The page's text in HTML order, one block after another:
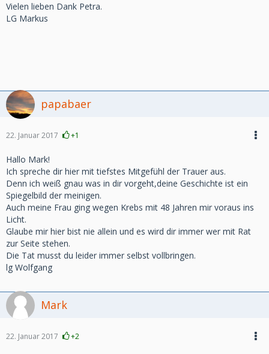
Vielen lieben Dank Petra.
LG Markus
papabaer
22. Januar 2017 +1
Hallo Mark!
Ich spreche dir hier mit tiefstes Mitgefühl der Trauer aus.
Denn ich weiß gnau was in dir vorgeht,deine Geschichte ist ein
Spiegelbild der meinigen.
Auch meine Frau ging wegen Krebs mit 48 Jahren mir voraus ins
Licht.
Glaube mir hier bist nie allein und es wird dir immer wer mit Rat
zur Seite stehen.
Die Tat musst du leider immer selbst vollbringen.
lg Wolfgang
Mark
22. Januar 2017 +2